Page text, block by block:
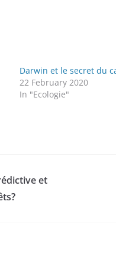
Darwin et le secret du
22 February 2020
In "Ecologie"
et